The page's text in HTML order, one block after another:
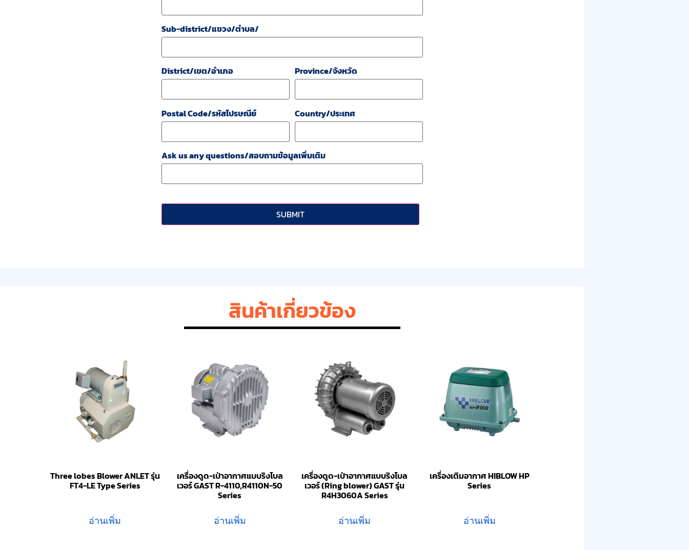
Sub-district/แขวง/ตำบล/
District/เขต/อำเภอ Province/จังหวัด
Postal Code/รหัสไปรษณีย์ Country/ประเทศ
Ask us any questions/สอบถามข้อมูลเพิ่มเติม
สินค้าเกี่ยวข้อง
Three lobes Blower ANLET รุ่น
FT4-LE Type Series
อ่านเพิ่ม
เครื่องดูด-เป่าอากาศแบบริงโบล
เวอร์ GAST R-4110,R4110N-50
Series
อ่านเพิ่ม
เครื่องดูด-เป่าอากาศแบบริงโบล
เวอร์ (Ring blower) GAST รุ่น
R4H3060A Series
อ่านเพิ่ม
เครื่องเติมอากาศ HIBLOW HP
Series
อ่านเพิ่ม